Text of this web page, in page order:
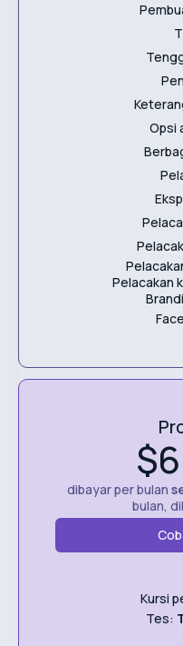
Opsi
Pelacakan
dibayar per bulan
bulan,
Kursi
Tes: